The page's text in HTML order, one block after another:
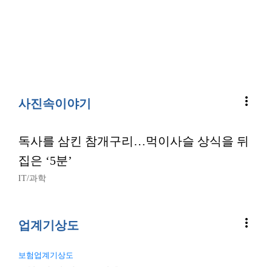
사진속이야기 more_vert
독사를 삼킨 참개구리…먹이사슬 상식을 뒤
집은 ‘5분’
IT/과학
업계기상도 more_vert
보험업계기상도